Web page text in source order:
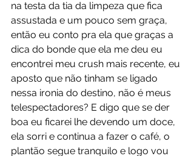
na testa da tia da limpeza que fica
assustada e um pouco sem graça,
então eu conto pra ela que graças a
dica do bonde que ela me deu eu
encontrei meu crush mais recente, eu
aposto que não tinham se ligado
nessa ironia do destino, não é meus
telespectadores? E digo que se der
boa eu ficarei lhe devendo um doce,
ela sorri e continua a fazer o café, o
plantão segue tranquilo e logo vou